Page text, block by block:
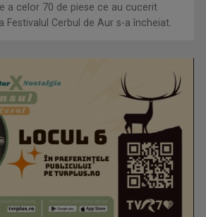
a celor 70 de piese ce au cucerit
Festivalul Cerbul de Aur s-a încheiat.